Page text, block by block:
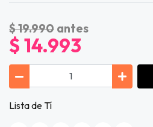
$ 19.990 antes
$ 14.993
Lista de Tí